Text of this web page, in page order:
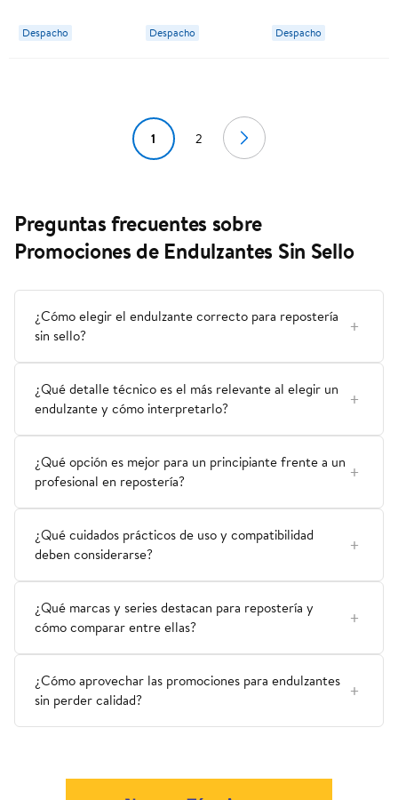
Despacho Despacho Despacho
1 2
Preguntas frecuentes sobre
Promociones de Endulzantes Sin Sello
¿Cómo elegir el endulzante correcto para repostería
sin sello?
¿Qué detalle técnico es el más relevante al elegir un
endulzante y cómo interpretarlo?
¿Qué opción es mejor para un principiante frente a un
profesional en repostería?
¿Qué cuidados prácticos de uso y compatibilidad
deben considerarse?
¿Qué marcas y series destacan para repostería y
cómo comparar entre ellas?
¿Cómo aprovechar las promociones para endulzantes
sin perder calidad?